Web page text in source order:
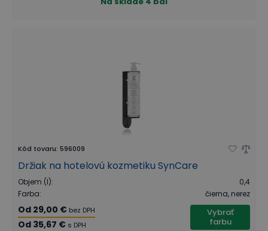
Kód tovaru: 596009
Držiak na hotelovú kozmetiku SynCare
Objem (l):
0,4
Farba: čierna, nerez
Od 29,00 € bez DPH
Od 35,67 € s DPH
Vybrať
farbu